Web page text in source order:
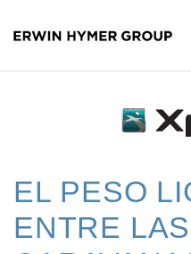
EL PESO
ENTRE LAS